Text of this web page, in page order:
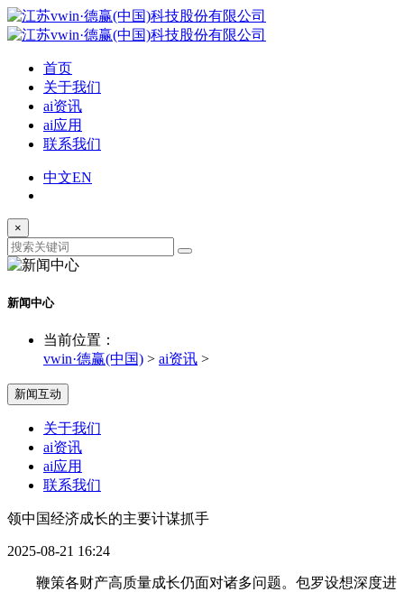
首页
关于我们
ai资讯
ai应用
联系我们
中文EN
×
新闻中心
当前位置：
vwin·德赢(中国) > ai资讯 >
新闻互动
关于我们
ai资讯
ai应用
联系我们
领中国经济成长的主要计谋抓手
2025-08-21 16:24
鞭策各财产高质量成长仍面对诸多问题。包罗设想深度进